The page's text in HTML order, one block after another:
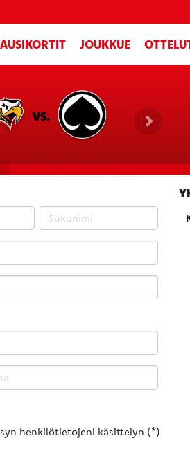
JOUKKUE
VS.
henkilötietojeni käsittelyn (*)